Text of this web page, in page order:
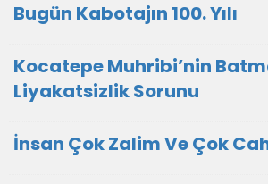
Bugün Kabotajın 100. Yılı
Kocatepe Muhribi’nin
Liyakatsizlik Sorunu
İnsan Çok Zalim Ve Çok